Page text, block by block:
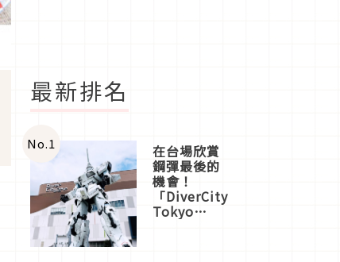
最新排名
No.1 在台場欣賞
鋼彈最後的
機會！
「DiverCity
Tokyo